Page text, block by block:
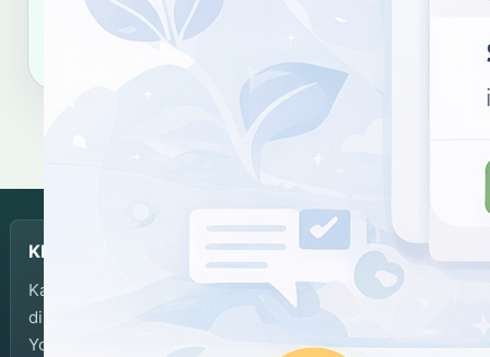
Salin sitasi
KBJI
Kamus Bahasa Jawa-Indonesia dikembangkan dan
dikelola oleh Balai Bahasa Provinsi Daerah Istimewa
Yogyakarta.